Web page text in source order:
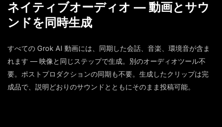
ネイティブオーディオ — 動画とサウ
ンドを同時生成
すべての Grok AI 動画には、同期した会話、音楽、環境音が含ま
れます — 映像と同じステップで生成。別のオーディオツール不
要。ポストプロダクションの同期も不要。生成したクリップは完
成品で、説明どおりのサウンドとともにそのまま投稿可能。